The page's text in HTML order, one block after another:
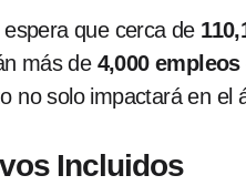
que cerca de
más de 4,000 empleos
no solo impactará en
Incluidos